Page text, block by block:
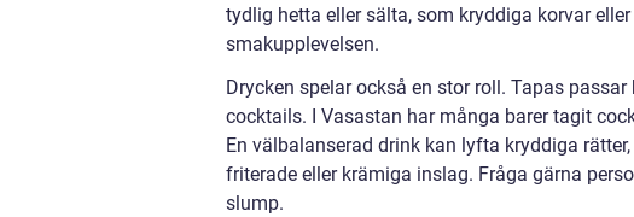
tydlig hetta eller sälta, som kryddiga korvar
smakupplevelsen.
Drycken spelar också en stor roll. Tapas
cocktails. I Vasastan har många barer tagit
En välbalanserad drink kan lyfta kryddiga
friterade eller krämiga inslag. Fråga gärna
slump.